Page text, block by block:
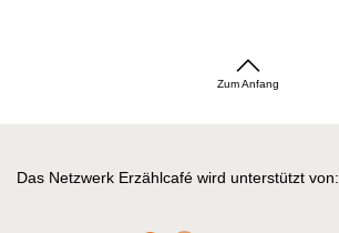
Zum Anfang
Das Netzwerk Erzählcafé wird unterstützt von: